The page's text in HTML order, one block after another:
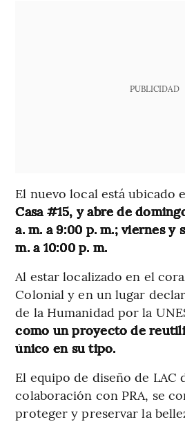
PUBLICIDAD
El nuevo local está ubicado
Casa #15, y abre de
a. m. a 9:00 p. m.; viernes y
m. a 10:00 p. m.
Al estar localizado en el
Colonial y en un lugar
de la Humanidad por la
como un proyecto de
único en su tipo.
El equipo de diseño de LAC
colaboración con PRA, se
proteger y preservar la